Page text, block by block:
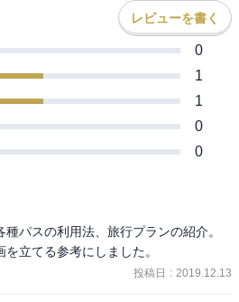
レビューを書く
0
1
1
0
0
パスの利用法、旅行プランの紹介。
立てる参考にしました。
投稿日 : 2019.12.13